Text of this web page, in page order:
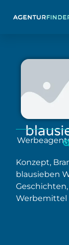
Konzept,
blausieben
Werbemittel